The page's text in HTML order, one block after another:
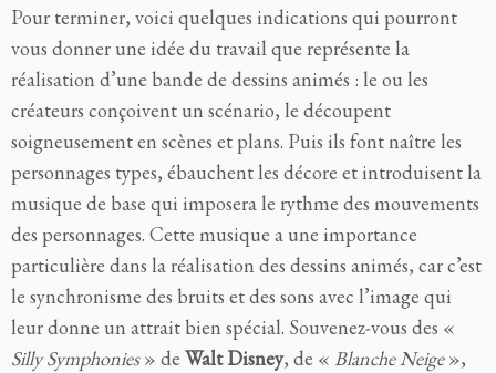
Pour terminer, voici quelques indications qui pourront
vous donner une idée du travail que représente la
réalisation d’une bande de dessins animés : le ou les
créateurs conçoivent un scénario, le découpent
soigneusement en scènes et plans. Puis ils font naître les
personnages types, ébauchent les décore et introduisent la
musique de base qui imposera le rythme des mouvements
des personnages. Cette musique a une importance
particulière dans la réalisation des dessins animés, car c’est
le synchronisme des bruits et des sons avec l’image qui
leur donne un attrait bien spécial. Souvenez-vous des «
Silly Symphonies» de Walt Disney, de « Blanche Neige»,